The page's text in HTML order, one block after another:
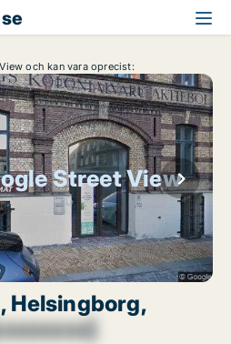
och kan vara oprecist:
Street View
Helsingborg,